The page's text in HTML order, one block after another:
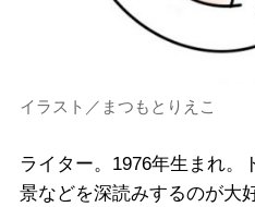
イラスト／まつもとりえこ
ライター。1976年生まれ。
景などを深読みするのが大